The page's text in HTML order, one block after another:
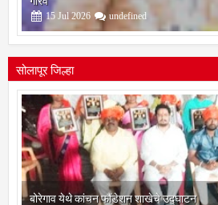
15 undefined
सोलापूर जिल्हा
बोरेगाव येथे कांचन फौंडेशन शाखेचे उद्घाटन